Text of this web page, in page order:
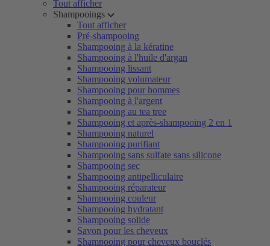
Tout afficher
Shampooings
Tout afficher
Pré-shampooing
Shampooing à la kératine
Shampooing à l'huile d'argan
Shampooing lissant
Shampooing volumateur
Shampooing pour hommes
Shampooing à l'argent
Shampooing au tea tree
Shampooing et après-shampooing 2 en 1
Shampooing naturel
Shampooing purifiant
Shampooing sans sulfate sans silicone
Shampooing sec
Shampooing antipelliculaire
Shampooing réparateur
Shampooing couleur
Shampooing hydratant
Shampooing solide
Savon pour les cheveux
Shampooing pour cheveux bouclés